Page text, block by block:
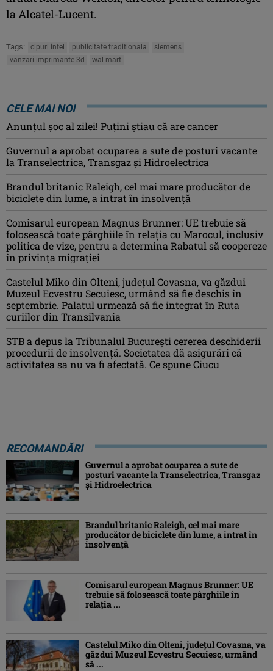
la Alcatel-Lucent.
Tags: cipuri intel publicitate traditionala
siemens
vanzari imprimante 3d
wal mart
CELE MAI NOI
Anunţul şoc al zilei! Puţini ştiau că are cancer
Guvernul a aprobat ocuparea a sute de posturi vacante
la Transelectrica, Transgaz și Hidroelectrica
Brandul britanic Raleigh, cel mai mare producător de
biciclete din lume, a intrat în insolvență
Comisarul european Magnus Brunner: UE trebuie să
folosească toate pârghiile în relația cu Marocul, inclusiv
politica de vize, pentru a determina Rabatul să coopereze
în privința migrației
Castelul Miko din Olteni, județul Covasna, va găzdui
Muzeul Ecvestru Secuiesc, urmând să fie deschis în
septembrie. Palatul urmează să fie integrat în Ruta
curiilor din Transilvania
STB a depus la Tribunalul București cererea deschiderii
procedurii de insolvență. Societatea dă asigurări că
activitatea sa nu va fi afectată. Ce spune Ciucu
RECOMANDĂRI
Guvernul a aprobat ocuparea a sute de
posturi vacante la Transelectrica, Transgaz
și Hidroelectrica
Brandul britanic Raleigh, cel mai mare
producător de biciclete din lume, a intrat în
insolvență
Comisarul european Magnus Brunner: UE
trebuie să folosească toate pârghiile în
relația ...
Castelul Miko din Olteni, județul Covasna, va
găzdui Muzeul Ecvestru Secuiesc, urmând
să ...